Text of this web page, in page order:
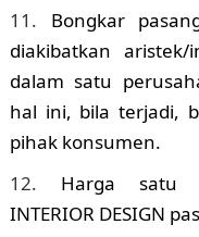
Bongkar
diakibatkan
dalam satu
hal ini, bila terjadi,
pihak konsumen.
Harga satu
INTERIOR DESIGN